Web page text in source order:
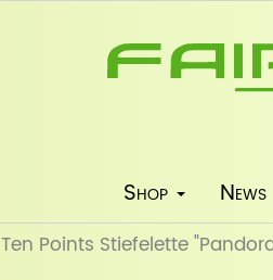
Shop News
Ten Points Stiefelette